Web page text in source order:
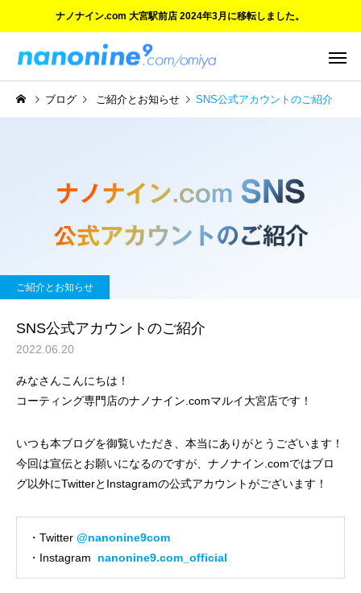
ナノナイン.com 大宮駅前店 2024年3月に移転しました。
ご紹介とお知らせ
ご愛顧に感謝 大宮マルイ店
の閉店と新店舗のご案内
ご紹介とお知らせ
ブログ ご紹介とお知らせ SNS公式アカウントのご紹介
ご紹介とお知らせ
SNS公式アカウントのご紹介
2022.06.20
みなさんこんにちは！
コーティング専門店のナノナイン.comマルイ大宮店です！
いつも本ブログを御覧いただき、本当にありがとうございます！
今回は宣伝とお願いになるのですが、ナノナイン.comではブロ
グ以外にTwitterとInstagramの公式アカウントがございます！
・Twitter @nanonine9com
・Instagram nanonine9.com_official